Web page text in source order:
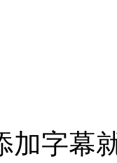
加字幕